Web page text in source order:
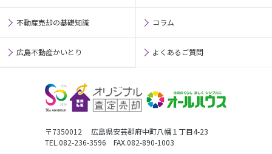
不動産売却の基礎知識 コラム
広島不動産かいとり よくあるご質問
〒7350012 広島県安芸郡府中町八幡１丁目4-23
TEL.082-236-3596 FAX.082-890-1003